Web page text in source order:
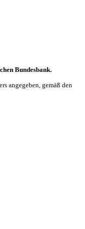
Bundesbank.
angegeben, gemäß den